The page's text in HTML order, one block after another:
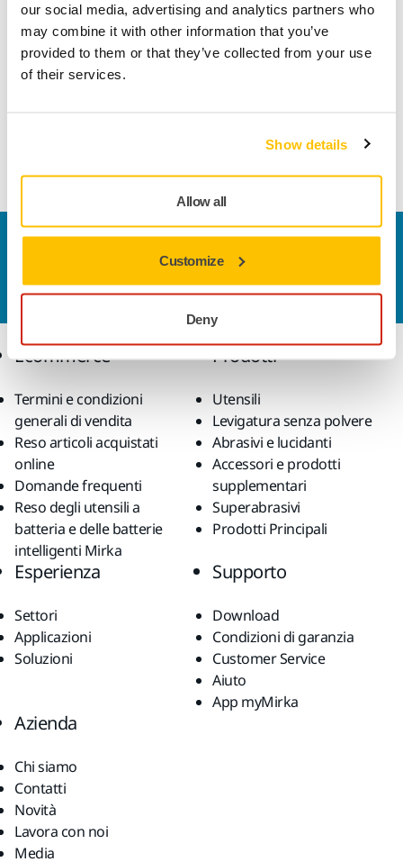
our social media, advertising and analytics partners who
may combine it with other information that you’ve
provided to them or that they’ve collected from your use
of their services.
Show details
Allow all
Customize
Deny
Informazioni sul prodotto
Vuoi saperne di più?Contattaci
esperti risponderà al più presto alle tue domande.
Ecommerce
Termini e condizioni
generali di vendita
Reso articoli acquistati
online
Domande frequenti
Reso degli utensili a
batteria e delle batterie
intelligenti Mirka
Prodotti
Utensili
Levigatura senza polvere
Abrasivi e lucidanti
Accessori e prodotti
supplementari
Superabrasivi
Prodotti Principali
Esperienza
Settori
Applicazioni
Soluzioni
Supporto
Download
Condizioni di garanzia
Customer Service
Aiuto
App myMirka
Azienda
Chi siamo
Contatti
Novità
Lavora con noi
Media